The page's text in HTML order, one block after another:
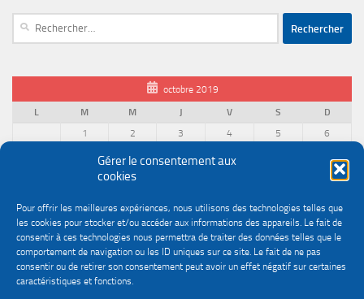
Gérer le consentement aux
cookies
Pour offrir les meilleures expériences, nous utilisons des technologies telles que
les cookies pour stocker et/ou accéder aux informations des appareils. Le fait de
consentir à ces technologies nous permettra de traiter des données telles que le
comportement de navigation ou les ID uniques sur ce site. Le fait de ne pas
consentir ou de retirer son consentement peut avoir un effet négatif sur certaines
caractéristiques et fonctions.
octobre 2019
L
M M J V S
D
1
2 3 4 5
6
9 10
16
20
30
« Sep
Nov »